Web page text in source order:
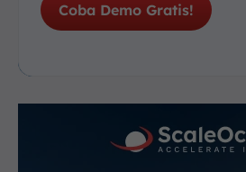
Coba Demo Gratis!